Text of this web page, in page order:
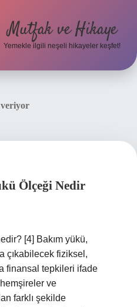
Mutfak ve Hikaye
Yemekle ilgili neşeli hikayeler keşfet!
veriyor
Ölçeği Nedir
[4] Bakım yükü,
çıkabilecek fiziksel,
finansal tepkileri ifade
ve
farklı şekilde